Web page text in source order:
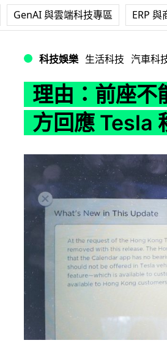
GenAI 與雲端科技專區 ERP 與
科技娛樂 生活科技 汽車科
理由：前座不
方回應 Tesla